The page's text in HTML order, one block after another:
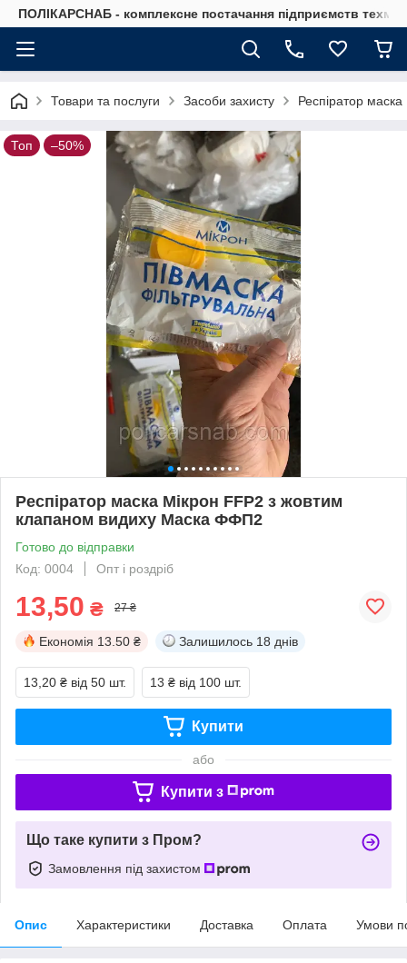
ПОЛІКАРСНАБ - комплексне постачання підприємств
Товари та послуги Засоби захисту Респіратор
Топ –50%
Респіратор маска Мікрон FFP2 з жовтим
клапаном видиху Маска ФФП2
Готово до відправки
Код: 0004
Опт і роздріб
13,50 ₴ 27 ₴
Економія 13.50 ₴ Залишилось 18 днів
13,20 ₴ від 50 шт. 13 ₴ від 100 шт.
Купити
або
Купити з
Що таке купити з Пром?
Замовлення під захистом
Опис Характеристики Доставка Оплата Умови